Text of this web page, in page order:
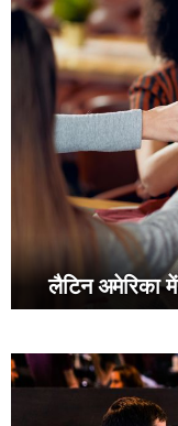
लैटिन अमेरिका